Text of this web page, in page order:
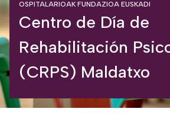
OSPITALARIOAK FUNDAZIOA EUSKADI
Centro de Día de
Rehabilitación
(CRPS) Maldatxo